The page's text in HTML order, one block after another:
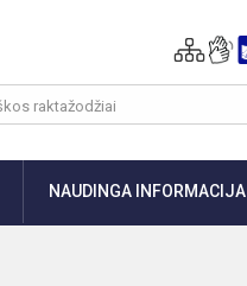
NAUDINGA INFORMACIJA